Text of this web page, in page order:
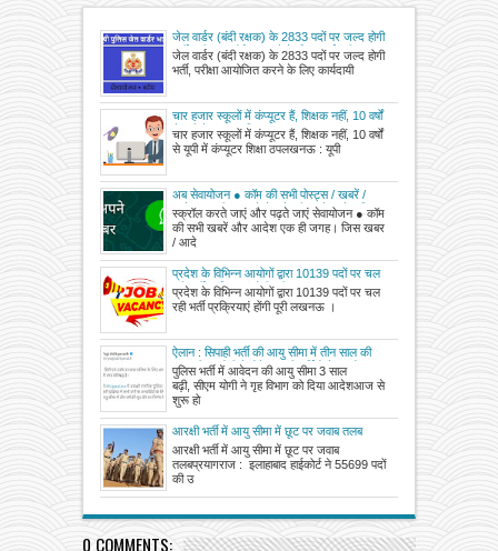
जेल वार्डर (बंदी रक्षक) के 2833 पदों पर जल्द होगी
भर्ती, परीक्षा आयोजित करने के लिए कार्यदायी
संस्थाओं से मांगे आवेदन
जेल वार्डर (बंदी रक्षक) के 2833 पदों पर जल्द होगी
भर्ती, परीक्षा आयोजित करने के लिए कार्यदायी
चार हजार स्कूलों में कंप्यूटर हैं, शिक्षक नहीं, 10 वर्षों
से यूपी में कंप्यूटर शिक्षा ठप
चार हजार स्कूलों में कंप्यूटर हैं, शिक्षक नहीं, 10 वर्षों
से यूपी में कंप्यूटर शिक्षा ठपलखनऊ : यूपी
अब सेवायोजन ● कॉम की सभी पोस्ट्स / खबरें /
आदेश एक ही जगह देखें, पढ़ें और करें आदेश क्लिक
करके डाउनलोड
स्क्रॉल करते जाएं और पढ़ते जाएं सेवायोजन ● कॉम
की सभी खबरें और आदेश एक ही जगह। जिस खबर
/ आदे
प्रदेश के विभिन्न आयोगों द्वारा 10139 पदों पर चल
रही भर्ती प्रक्रियाएं होंगी पूरी
प्रदेश के विभिन्न आयोगों द्वारा 10139 पदों पर चल
रही भर्ती प्रक्रियाएं होंगी पूरी लखनऊ ।
ऐलान : सिपाही भर्ती की आयु सीमा में तीन साल की
छूट, सीएम योगी ने होने जा रही भर्तियों में लाखों
अभ्यर्थियों को दी बड़ी राहत
पुलिस भर्ती में आवेदन की आयु सीमा 3 साल
बढ़ी, सीएम योगी ने गृह विभाग को दिया आदेशआज से
शुरू हो
आरक्षी भर्ती में आयु सीमा में छूट पर जवाब तलब
आरक्षी भर्ती में आयु सीमा में छूट पर जवाब
तलबप्रयागराज : इलाहाबाद हाईकोर्ट ने 55699 पदों
की उ
0 COMMENTS: